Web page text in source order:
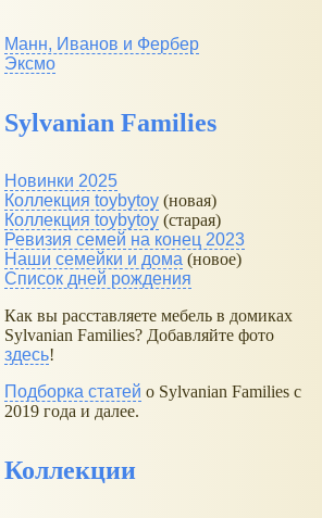
Манн, Иванов и Фербер
Эксмо
Sylvanian Families
Новинки 2025
Коллекция toybytoy (новая)
Коллекция toybytoy (старая)
Ревизия семей на конец 2023
Наши семейки и дома (новое)
Список дней рождения
Как вы расставляете мебель в домиках
Sylvanian Families? Добавляйте фото
здесь!
Подборка статей о Sylvanian Families с
2019 года и далее.
Коллекции